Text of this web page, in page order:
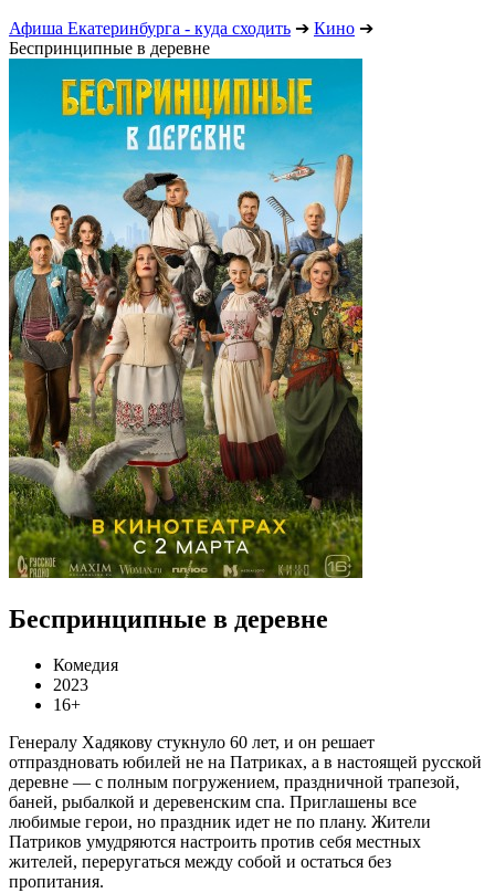
Афиша Екатеринбурга - куда сходить ➔ Кино ➔
Беспринципные в деревне
Беспринципные в деревне
Комедия
2023
16+
Генералу Хадякову стукнуло 60 лет, и он решает
отпраздновать юбилей не на Патриках, а в настоящей русской
деревне — с полным погружением, праздничной трапезой,
баней, рыбалкой и деревенским спа. Приглашены все
любимые герои, но праздник идет не по плану. Жители
Патриков умудряются настроить против себя местных
жителей, переругаться между собой и остаться без
пропитания.